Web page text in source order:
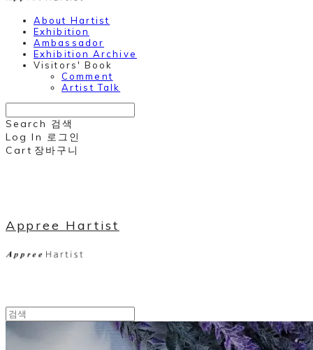
About Hartist
Exhibition
Ambassador
Exhibition Archive
Visitors' Book
Comment
Artist Talk
Search 검색
Log In 로그인
Cart 장바구니
Appree Hartist